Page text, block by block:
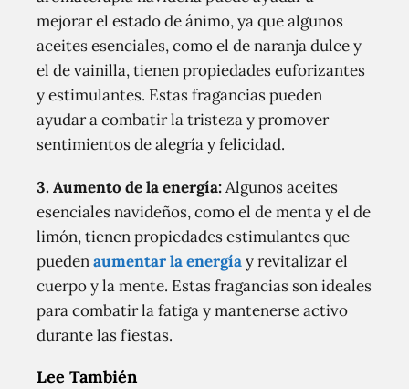
mejorar el estado de ánimo, ya que algunos
aceites esenciales, como el de naranja dulce y
el de vainilla, tienen propiedades euforizantes
y estimulantes. Estas fragancias pueden
ayudar a combatir la tristeza y promover
sentimientos de alegría y felicidad.
3. Aumento de la energía:Algunos aceites
esenciales navideños, como el de menta y el de
limón, tienen propiedades estimulantes que
puedenaumentar la energíay revitalizar el
cuerpo y la mente. Estas fragancias son ideales
para combatir la fatiga y mantenerse activo
durante las fiestas.
Lee También